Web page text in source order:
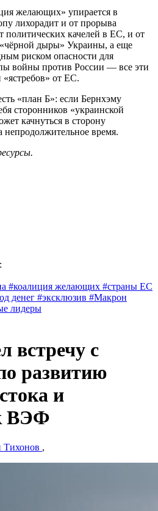
желающих» упирается в
лихорадит и от прорыва
политических качелей в ЕС, и от
«чёрной дыры» Украины, а еще
риском опасности для
войны против России — все эти
от ЕС.
«план Б»: если Бернхэму
сторонников «украинской
качнуться в сторону
время.
#коалиция желающих #страны ЕС
денег #эксклюзив #Макрон
лидеры
встречу с
развитию
и
ВЭФ
Тихонов ,